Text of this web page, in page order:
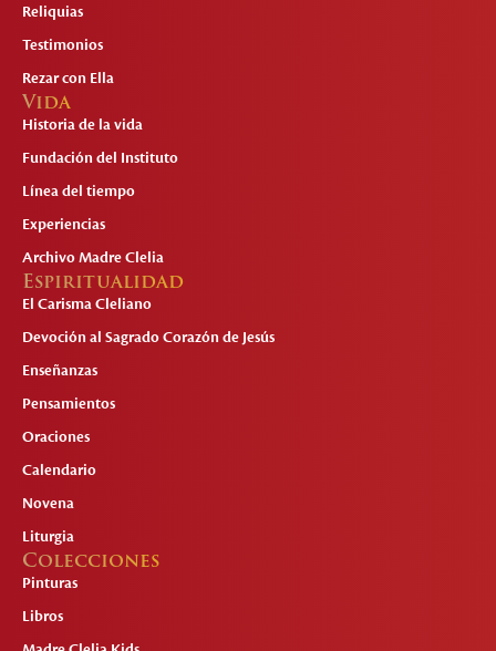
Reliquias
Testimonios
Rezar con Ella
Vida
Historia de la vida
Fundación del Instituto
Línea del tiempo
Experiencias
Archivo Madre Clelia
Espiritualidad
El Carisma Cleliano
Devoción al Sagrado Corazón de Jesús
Enseñanzas
Pensamientos
Oraciones
Calendario
Novena
Liturgia
Colecciones
Pinturas
Libros